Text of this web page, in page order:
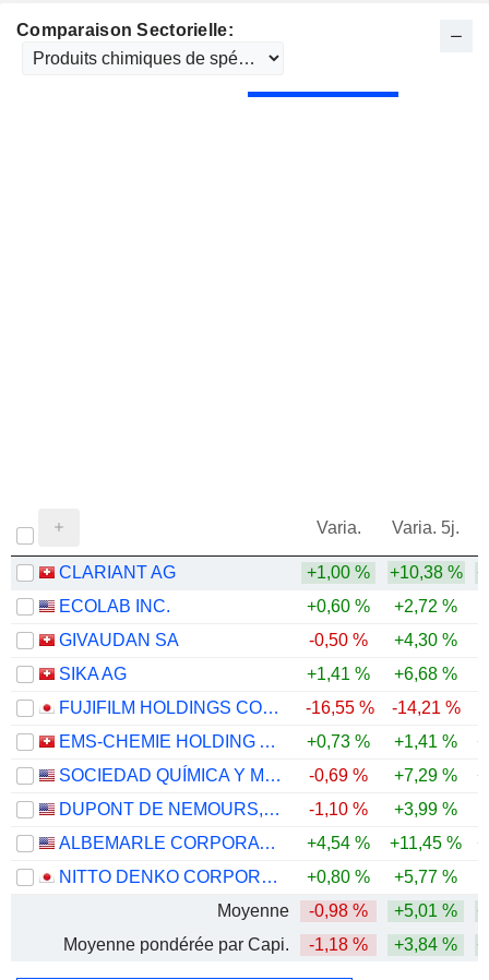
Comparaison Sectorielle:
Varia. Varia. 5j.
CLARIANT AG +1,00 % +10,38 %
ECOLAB INC.
+0,60 % +2,72 %
GIVAUDAN SA
-0,50 % +4,30 %
SIKA AG
+1,41 % +6,68 %
FUJIFILM HOLDINGS CORPORATION
-16,55 % -14,21 %
EMS-CHEMIE HOLDING AG
+0,73 % +1,41 %
SOCIEDAD QUÍMICA Y MINERA DE CHILE S.A.
-0,69 % +7,29 %
DUPONT DE NEMOURS, INC.
-1,10 % +3,99 %
ALBEMARLE CORPORATION
+4,54 % +11,45 %
NITTO DENKO CORPORATION
+0,80 % +5,77 %
Moyenne
-0,98 % +5,01 %
Moyenne pondérée par Capi.
-1,18 % +3,84 %